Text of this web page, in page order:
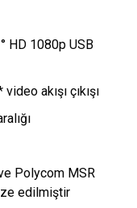
HD 1080p USB
akışı çıkışı
Polycom MSR
edilmiştir